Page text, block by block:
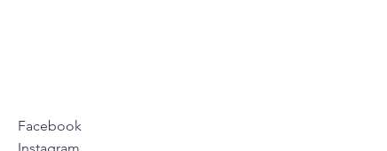
Facebook